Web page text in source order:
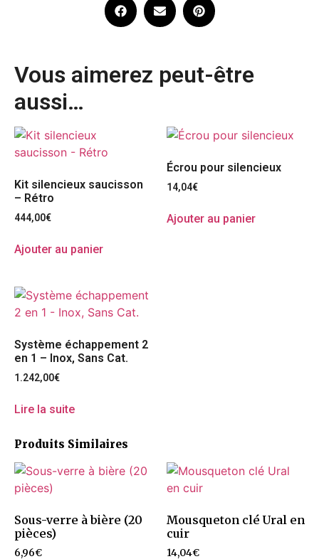
Vous aimerez peut-être
aussi…
Kit silencieux saucisson
– Rétro
444,00€
Ajouter au panier
Écrou pour silencieux
14,04€
Ajouter au panier
Système échappement 2
en 1 – Inox, Sans Cat.
1.242,00€
Lire la suite
Produits Similaires
Sous-verre à bière (20
pièces)
6,96€
Mousqueton clé Ural en
cuir
14,04€